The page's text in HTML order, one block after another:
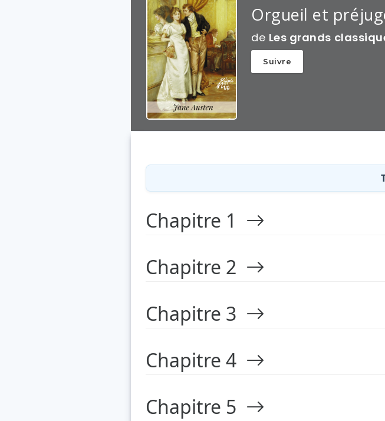
Orgueil et
de Les grands
Suivre
Chapitre 1
Chapitre 2
Chapitre 3
Chapitre 4
Chapitre 5